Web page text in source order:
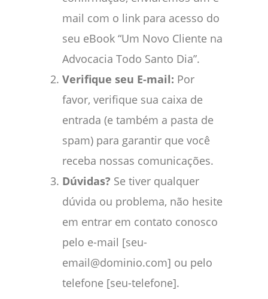
mail com o link para acesso do
seu eBook “Um Novo Cliente na
Advocacia Todo Santo Dia”.
Verifique seu E-mail: Por
favor, verifique sua caixa de
entrada (e também a pasta de
spam) para garantir que você
receba nossas comunicações.
Dúvidas? Se tiver qualquer
dúvida ou problema, não hesite
em entrar em contato conosco
pelo e-mail [seu-
email@dominio.com] ou pelo
telefone [seu-telefone].